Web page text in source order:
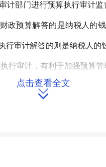
计部门进行预算执行审计监
政预算解答的是纳税人的钱
行审计解答的则是纳税人的
行审计，有利于加强预算
运行，推动经济发展，增强
点击查看全文
